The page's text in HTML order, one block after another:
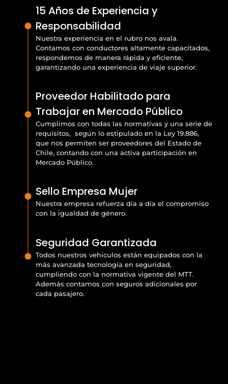
15 Años de Experiencia y
Responsabilidad
Nuestra experiencia en el rubro nos avala.
Contamos con conductores altamente capacitados,
respondemos de manera rápida y eficiente,
garantizando una experiencia de viaje superior.
Proveedor Habilitado para
Trabajar en Mercado Público
Cumplimos con todas las normativas y una serie de
requisitos, según lo estipulado en la Ley 19.886,
que nos permiten ser proveedores del Estado de
Chile, contando con una activa participación en
Mercado Público.
Sello Empresa Mujer
Nuestra empresa refuerza día a día el compromiso
con la igualdad de género.
Seguridad Garantizada
Todos nuestros vehículos están equipados con la
más avanzada tecnología en seguridad,
cumpliendo con la normativa vigente del MTT.
Además contamos con seguros adicionales por
cada pasajero.